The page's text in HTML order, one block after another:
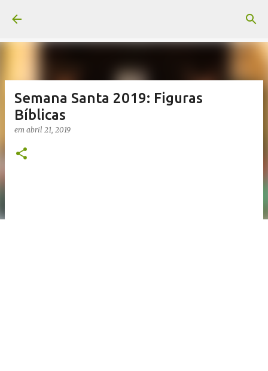
Semana Santa 2019: Figuras
Bíblicas
em abril 21, 2019